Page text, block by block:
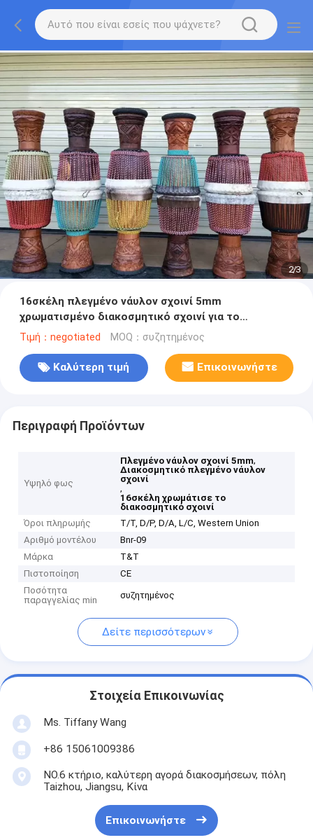
2/3
16σκέλη πλεγμένο νάυλον σχοινί 5mm
χρωματισμένο διακοσμητικό σχοινί για το
αφρικανικό τύμπανο
Τιμή：negotiated MOQ：συζητημένος
Καλύτερη τιμή Επικοινωνήστε
Περιγραφή Προϊόντων
Υψηλό φως
Πλεγμένο νάυλον σχοινί 5mm,
Διακοσμητικό πλεγμένο νάυλον
σχοινί
,
16σκέλη χρωμάτισε το
διακοσμητικό σχοινί
Όροι πληρωμής
T/T, D/P, D/A, L/C, Western Union
Αριθμό μοντέλου
Bnr-09
Μάρκα
T&T
Πιστοποίηση
CE
Ποσότητα
παραγγελίας min
συζητημένος
Δείτε περισσότερων
Στοιχεία Επικοινωνίας
Ms. Tiffany Wang
+86 15061009386
NO.6 κτήριο, καλύτερη αγορά διακοσμήσεων, πόλη
Taizhou, Jiangsu, Κίνα
Επικοινωνήστε